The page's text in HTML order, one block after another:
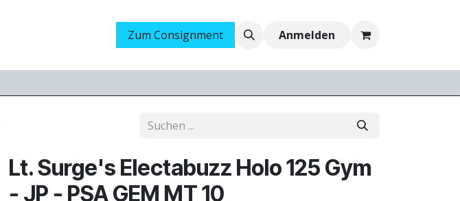
Messen Ankauf Jobs
Zum Consignment Anmelden
Lt. Surge's Electabuzz Holo 125 Gym
- JP - PSA GEM MT 10